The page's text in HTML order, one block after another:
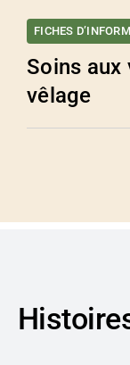
FICHES
Soins aux
vêlage